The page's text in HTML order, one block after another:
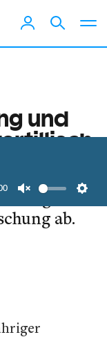
Unmute
und
aus
ab.